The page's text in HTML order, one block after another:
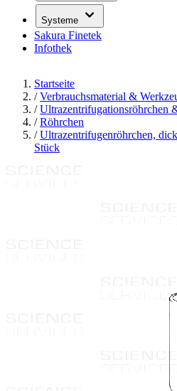
Systeme
Sakura Finetek
Infothek
Startseite
/ Verbrauchsmaterial &
/ Ultrazentrifugationsröhrchen
/ Röhrchen
/ Ultrazentrifugenröhrchen,
Stück